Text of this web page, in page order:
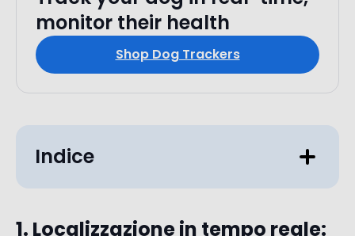
monitor their health
Shop Dog Trackers
Indice
1. Localizzazione in tempo reale: